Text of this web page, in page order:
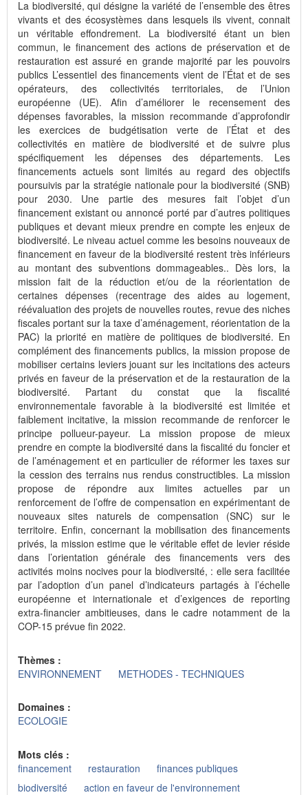
La biodiversité, qui désigne la variété de l’ensemble des êtres
vivants et des écosystèmes dans lesquels ils vivent, connait
un véritable effondrement. La biodiversité étant un bien
commun, le financement des actions de préservation et de
restauration est assuré en grande majorité par les pouvoirs
publics L’essentiel des financements vient de l’État et de ses
opérateurs, des collectivités territoriales, de l’Union
européenne (UE). Afin d’améliorer le recensement des
dépenses favorables, la mission recommande d’approfondir
les exercices de budgétisation verte de l’État et des
collectivités en matière de biodiversité et de suivre plus
spécifiquement les dépenses des départements. Les
financements actuels sont limités au regard des objectifs
poursuivis par la stratégie nationale pour la biodiversité (SNB)
pour 2030. Une partie des mesures fait l’objet d’un
financement existant ou annoncé porté par d’autres politiques
publiques et devant mieux prendre en compte les enjeux de
biodiversité. Le niveau actuel comme les besoins nouveaux de
financement en faveur de la biodiversité restent très inférieurs
au montant des subventions dommageables.. Dès lors, la
mission fait de la réduction et/ou de la réorientation de
certaines dépenses (recentrage des aides au logement,
réévaluation des projets de nouvelles routes, revue des niches
fiscales portant sur la taxe d’aménagement, réorientation de la
PAC) la priorité en matière de politiques de biodiversité. En
complément des financements publics, la mission propose de
mobiliser certains leviers jouant sur les incitations des acteurs
privés en faveur de la préservation et de la restauration de la
biodiversité. Partant du constat que la fiscalité
environnementale favorable à la biodiversité est limitée et
faiblement incitative, la mission recommande de renforcer le
principe pollueur-payeur. La mission propose de mieux
prendre en compte la biodiversité dans la fiscalité du foncier et
de l’aménagement et en particulier de réformer les taxes sur
la cession des terrains nus rendus constructibles. La mission
propose de répondre aux limites actuelles par un
renforcement de l’offre de compensation en expérimentant de
nouveaux sites naturels de compensation (SNC) sur le
territoire. Enfin, concernant la mobilisation des financements
privés, la mission estime que le véritable effet de levier réside
dans l’orientation générale des financements vers des
activités moins nocives pour la biodiversité, : elle sera facilitée
par l’adoption d’un panel d’indicateurs partagés à l’échelle
européenne et internationale et d’exigences de reporting
extra-financier ambitieuses, dans le cadre notamment de la
COP-15 prévue fin 2022.
Thèmes :
ENVIRONNEMENT
METHODES - TECHNIQUES
Domaines :
ECOLOGIE
Mots clés :
financement
restauration
finances publiques
biodiversité
action en faveur de l'environnement